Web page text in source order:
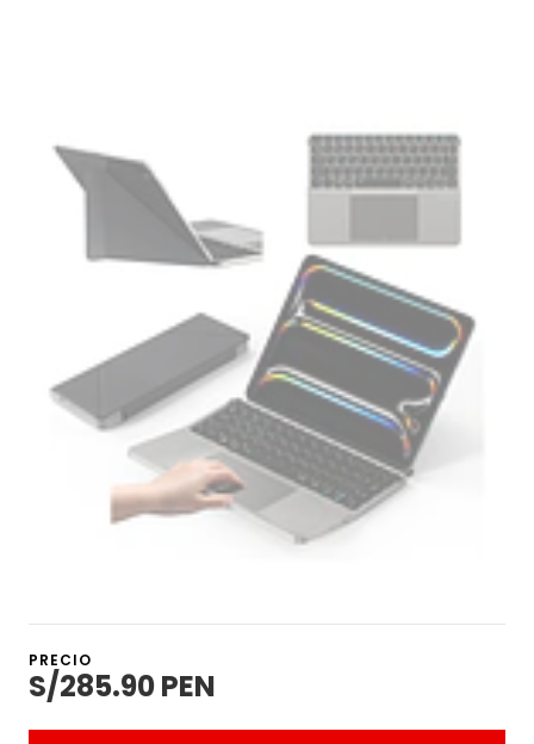
PRECIO
S/285.90 PEN